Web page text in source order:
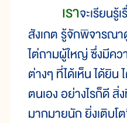
เราจะเรียนรู้
สังเกต รู้จักพิจารณ
ไต่ถามผู้ใหญ่ ซึ่งมีคว
ต่างๆ ที่ได้เห็น ได้ยิน
ตนเอง อย่างไรก็ดี สิ่
มากมายนัก ยิ่งเติบโ